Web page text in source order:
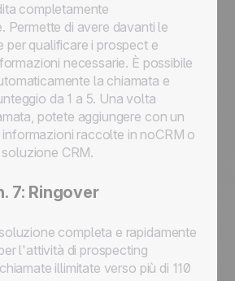
completamente
Permette di avere davanti le
per qualificare i prospect e
necessarie. È possibile
la chiamata e
da 1 a 5. Una volta
potete aggiungere con un
raccolte in noCRM o
CRM.
7: Ringover
completa e rapidamente
l'attività di prospecting
illimitate verso più di 110